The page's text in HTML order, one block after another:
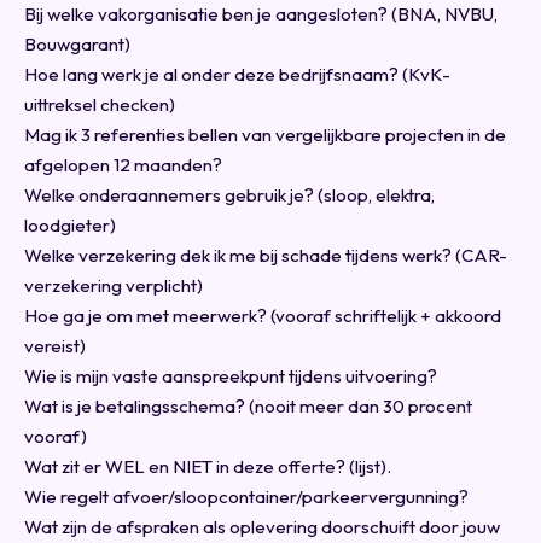
Bij welke vakorganisatie ben je aangesloten? (BNA, NVBU,
Bouwgarant)
Hoe lang werk je al onder deze bedrijfsnaam? (KvK-
uittreksel checken)
Mag ik 3 referenties bellen van vergelijkbare projecten in de
afgelopen 12 maanden?
Welke onderaannemers gebruik je? (sloop, elektra,
loodgieter)
Welke verzekering dek ik me bij schade tijdens werk? (CAR-
verzekering verplicht)
Hoe ga je om met meerwerk? (vooraf schriftelijk + akkoord
vereist)
Wie is mijn vaste aanspreekpunt tijdens uitvoering?
Wat is je betalingsschema? (nooit meer dan 30 procent
vooraf)
Wat zit er WEL en NIET in deze offerte? (lijst).
Wie regelt afvoer/sloopcontainer/parkeervergunning?
Wat zijn de afspraken als oplevering doorschuift door jouw